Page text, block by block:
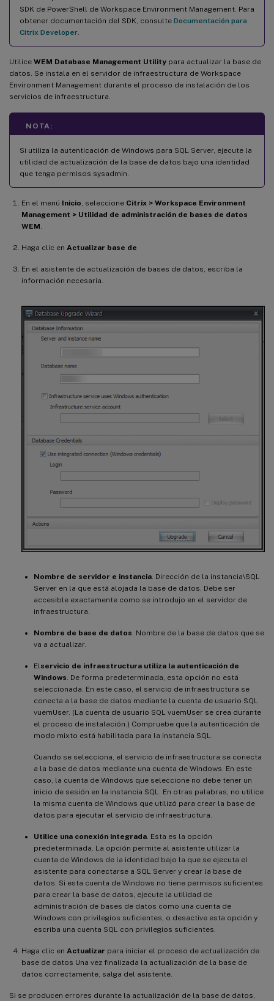
SDK de PowerShell de Workspace Environment Management. Para
obtener documentación del SDK, consulte Documentación para
Citrix Developer
Utilice WEM Database Management Utility para actualizar la base de
datos. Se instala en el servidor de infraestructura de Workspace
Environment Management durante el proceso de instalación de los
servicios de infraestructura.
NOTA:
Si utiliza la autenticación de Windows para SQL Server, ejecute la
utilidad de actualización de la base de datos bajo una identidad
que tenga permisos sysadmin.
En el menú Inicio , seleccione Citrix > Workspace Environment
Management > Utilidad de administración de bases de datos
WEM
Haga clic en Actualizar base de
En el asistente de actualización de bases de datos, escriba la
información necesaria.
Nombre de servidor e instancia. Dirección de la instancia\SQL
Server en la que está alojada la base de datos. Debe ser
accesible exactamente como se introdujo en el servidor de
infraestructura.
Nombre de base de datos. Nombre de la base de datos que se
va a actualizar.
Elservicio de infraestructura utiliza la autenticación de
Windows. De forma predeterminada, esta opción no está
seleccionada. En este caso, el servicio de infraestructura se
conecta a la base de datos mediante la cuenta de usuario SQL
vuemUser. (La cuenta de usuario SQL vuemUser se crea durante
el proceso de instalación.) Compruebe que la autenticación de
modo mixto está habilitada para la instancia SQL.
Cuando se selecciona, el servicio de infraestructura se conecta
a la base de datos mediante una cuenta de Windows. En este
caso, la cuenta de Windows que seleccione no debe tener un
inicio de sesión en la instancia SQL. En otras palabras, no utilice
la misma cuenta de Windows que utilizó para crear la base de
datos para ejecutar el servicio de infraestructura.
Utilice una conexión integrada. Esta es la opción
predeterminada. La opción permite al asistente utilizar la
cuenta de Windows de la identidad bajo la que se ejecuta el
asistente para conectarse a SQL Server y crear la base de
datos. Si esta cuenta de Windows no tiene permisos suficientes
para crear la base de datos, ejecute la utilidad de
administración de bases de datos como una cuenta de
Windows con privilegios suficientes, o desactive esta opción y
escriba una cuenta SQL con privilegios suficientes.
Haga clic en Actualizar para iniciar el proceso de actualización de
base de datos Una vez finalizada la actualización de la base de
datos correctamente, salga del asistente.
Si se producen errores durante la actualización de la base de datos,